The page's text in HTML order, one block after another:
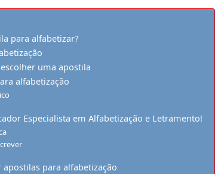
para alfabetizar?
uma apostila
alfabetização
Especialista em Alfabetização e Letramento!
para alfabetização